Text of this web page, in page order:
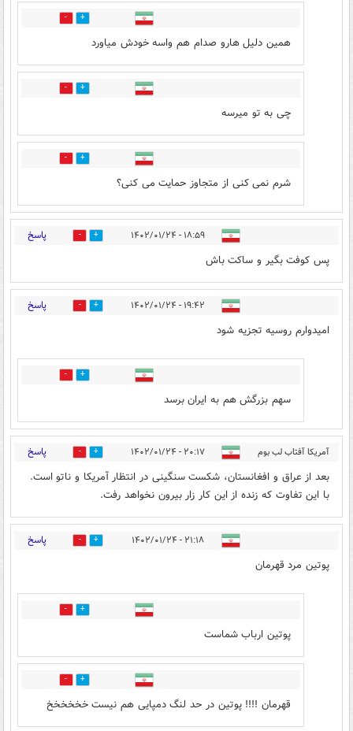
4
همین دلیل هارو صدام هم واسه خودش میاورد
3
چی به تو میرسه
3
شرم نمی کنی از متجاوز حمایت می کنی؟
۱۸:۵۹ - ۱۴۰۲/۰۱/۲۴ 4 پاسخ
پس کوفت بگیر و ساکت باش
۱۹:۴۲ - ۱۴۰۲/۰۱/۲۴ 6 پاسخ
امیدوارم روسیه تجزیه شود
1
سهم بزرگش هم به ایران برسد
آمریکا آفتاب لب بوم ۲۰:۱۷ - ۱۴۰۲/۰۱/۲۴ 4 پاسخ
بعد از عراق و افغانستان، شکست سنگینی در انتظار آمریکا و ناتو است.
با این تفاوت که زنده از این کار زار بیرون نخواهد رفت.
۲۱:۱۸ - ۱۴۰۲/۰۱/۲۴ 8 پاسخ
پوتین مرد قهرمان
0
پوتین ارباب شماست
3
قهرمان !!!! پوتین در حد لنگ دمپایی هم نیست خخخخخخ